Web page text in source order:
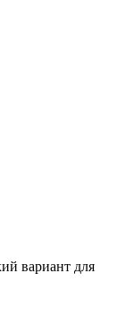
вариант для